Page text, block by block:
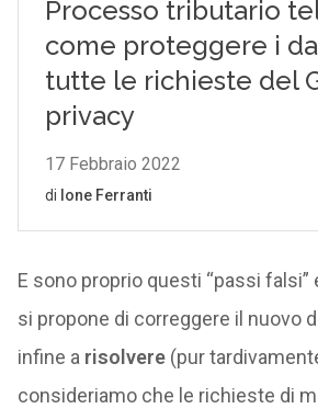
E sono proprio questi “passi
si propone di correggere il nuovo
infine a risolvere(pur
consideriamo che le richieste di